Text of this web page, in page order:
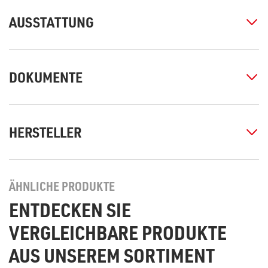
AUSSTATTUNG
DOKUMENTE
HERSTELLER
ÄHNLICHE PRODUKTE
ENTDECKEN SIE
VERGLEICHBARE PRODUKTE
AUS UNSEREM SORTIMENT